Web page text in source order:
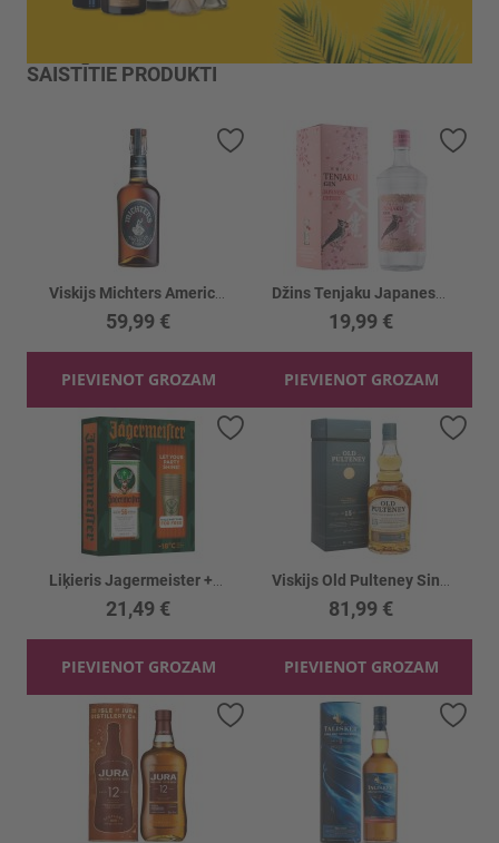
SAISTĪTIE PRODUKTI
59,99 €
PIEVIENOT GROZAM
19,99 €
PIEVIENOT GROZAM
21,49 €
PIEVIENOT GROZAM
Pievienot vēlmju sarakstam
81,99 €
PIEVIENOT GROZAM
Pievienot vēlmju sarakstam